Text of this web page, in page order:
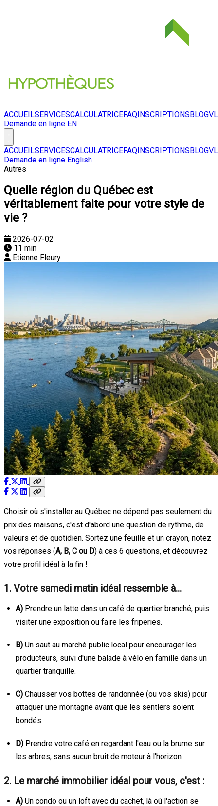
ACCUEILSERVICESCALCULATRICEFAQINSCRIPTIONSBLOG
Demande en ligne EN
ACCUEILSERVICESCALCULATRICEFAQINSCRIPTIONSBLOG
Demande en ligne English
Autres
Quelle région du Québec est
véritablement faite pour votre style de
vie ?
2026-07-02
11 min
Etienne Fleury
Choisir où s'installer au Québec ne dépend pas seulement du
prix des maisons, c'est d'abord une question de rythme, de
valeurs et de quotidien. Sortez une feuille et un crayon, notez
vos réponses (A, B, C ou D) à ces 6 questions, et découvrez
votre profil idéal à la fin !
1. Votre samedi matin idéal ressemble à…
A) Prendre un latte dans un café de quartier branché, puis
visiter une exposition ou faire les friperies.
B) Un saut au marché public local pour encourager les
producteurs, suivi d'une balade à vélo en famille dans un
quartier tranquille.
C) Chausser vos bottes de randonnée (ou vos skis) pour
attaquer une montagne avant que les sentiers soient
bondés.
D) Prendre votre café en regardant l'eau ou la brume sur
les arbres, sans aucun bruit de moteur à l'horizon.
2. Le marché immobilier idéal pour vous, c'est :
A) Un condo ou un loft avec du cachet, là où l'action se